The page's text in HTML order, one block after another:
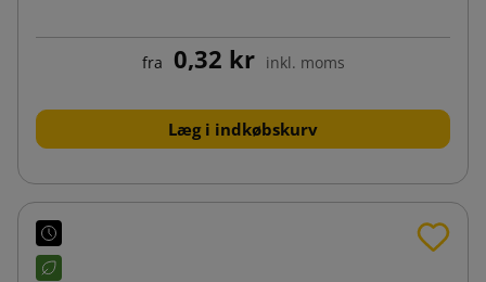
fra 0,32 kr inkl. moms
Læg i indkøbskurv